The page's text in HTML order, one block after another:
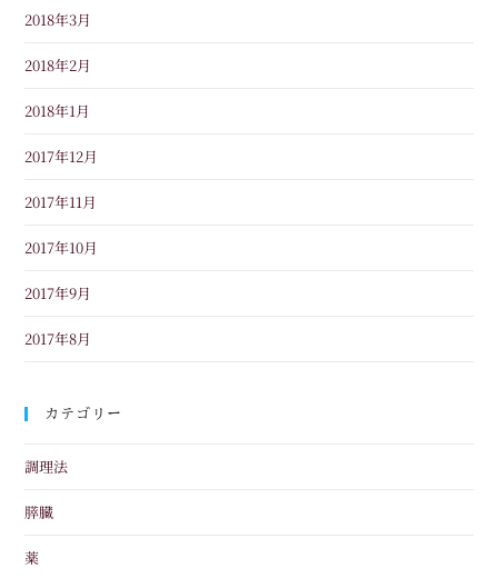
2018年3月
2018年2月
2018年1月
2017年12月
2017年11月
2017年10月
2017年9月
2017年8月
カテゴリー
調理法
膵臓
薬